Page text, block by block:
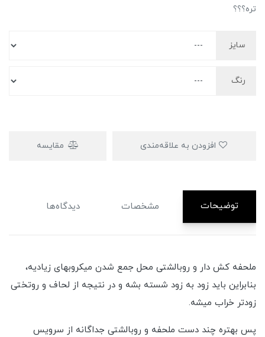
تره؟؟؟
سایز
رنگ
مقایسه
توضیحات مشخصات دیدگاه‌ها
ملحفه کش دار و روبالشتی محل جمع شدن میکروبهای زیادیه،
بنابراین باید زود به زود شسته بشه و در نتیجه از لحاف و روتختی
زودتر خراب میشه.
پس بهتره چند دست ملحفه و روبالشتی جداگانه از سرویس